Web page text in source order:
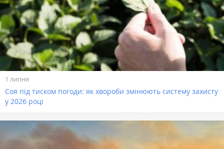
1 липня
Соя під тиском погоди: як хвороби змінюють систему захисту
у 2026 році